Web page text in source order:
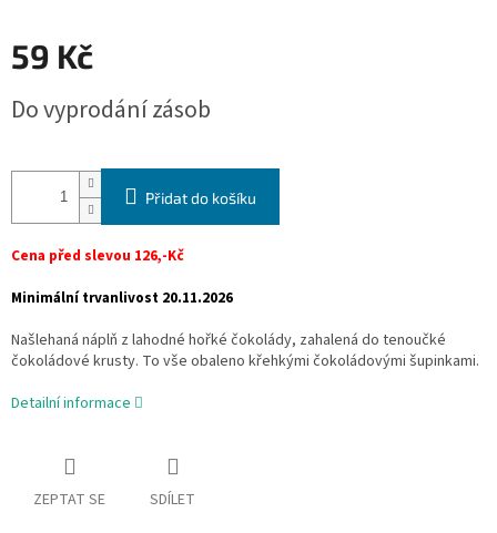
59 Kč
cena:
Do vyprodání zásob
Přidat do košíku
Cena před slevou 126,-Kč
Minimální trvanlivost 20.11.2026
Našlehaná náplň z lahodné hořké čokolády, zahalená do tenoučké
čokoládové krusty. To vše obaleno křehkými čokoládovými šupinkami.
Detailní informace
ZEPTAT SE SDÍLET